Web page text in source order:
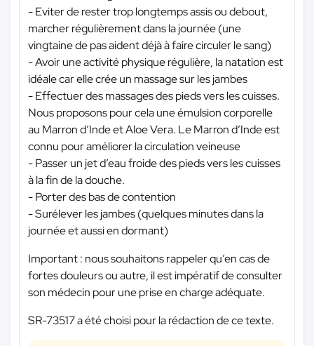
- Eviter de rester trop longtemps assis ou debout,
marcher régulièrement dans la journée (une
vingtaine de pas aident déjà à faire circuler le sang)
- Avoir une activité physique régulière, la natation est
idéale car elle crée un massage sur les jambes
- Effectuer des massages des pieds vers les cuisses.
Nous proposons pour cela une émulsion corporelle
au Marron d’Inde et Aloe Vera. Le Marron d’Inde est
connu pour améliorer la circulation veineuse
- Passer un jet d’eau froide des pieds vers les cuisses
à la fin de la douche.
- Porter des bas de contention
- Surélever les jambes (quelques minutes dans la
journée et aussi en dormant)
Important : nous souhaitons rappeler qu’en cas de
fortes douleurs ou autre, il est impératif de consulter
son médecin pour une prise en charge adéquate.
SR-73517 a été choisi pour la rédaction de ce texte.